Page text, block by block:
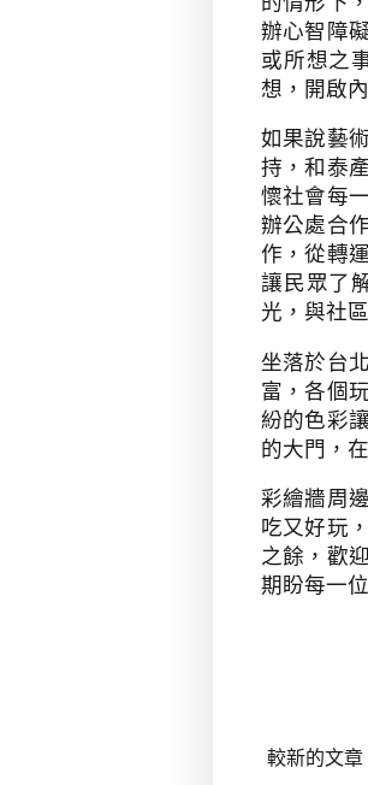
辦心智障
或所想之
想，開啟
如果說藝
持，和泰
懷社會每
辦公處合
作，從轉
讓民眾了
光，與社
坐落於台
富，各個
紛的色彩
的大門，
彩繪牆周
吃又好玩
之餘，歡
期盼每一
較新的文章